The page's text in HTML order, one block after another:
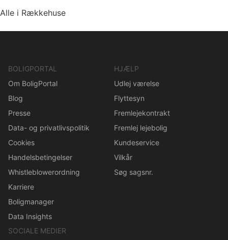
Alle i Rækkehuse
BOLIGPORTAL
Om BoligPortal
Blog
Presse
Data- og privatlivspolitik
Cookies
Handelsbetingelser
Whistleblowerordning
Karriere
Boligmanager
Data Insights
HJÆLP
Udlej værelse
Flyttesyn
Fremlejekontrakt
Fremlej lejebolig
Kundeservice
Vilkår
Søg sagsnr.
SOCIALE MEDIER